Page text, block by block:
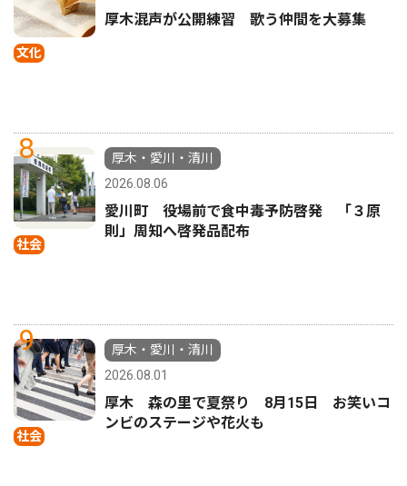
文化
厚木混声が公開練習 歌う仲間を大募集
8
社会
厚木・愛川・清川
2026.08.06
愛川町 役場前で食中毒予防啓発 「３原
則」周知へ啓発品配布
9
社会
厚木・愛川・清川
2026.08.01
厚木 森の里で夏祭り 8月15日 お笑いコ
ンビのステージや花火も